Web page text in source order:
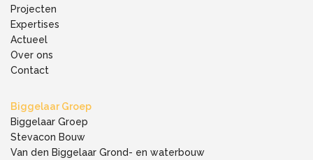
Projecten
Expertises
Actueel
Over ons
Contact
Biggelaar Groep
Biggelaar Groep
Stevacon Bouw
Van den Biggelaar Grond- en waterbouw